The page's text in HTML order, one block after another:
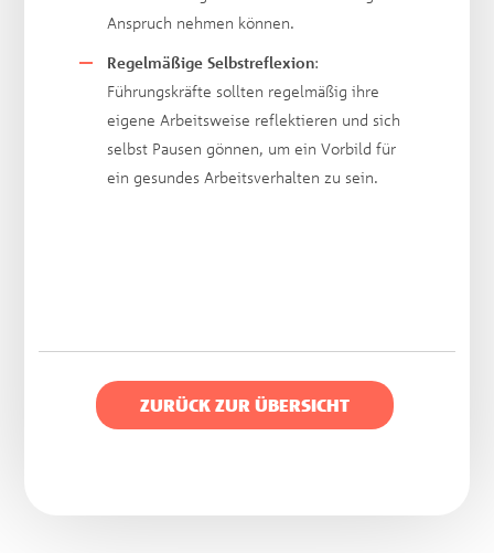
Anspruch nehmen können.
Regelmäßige Selbstreflexion:
Führungskräfte sollten regelmäßig ihre
eigene Arbeitsweise reflektieren und sich
selbst Pausen gönnen, um ein Vorbild für
ein gesundes Arbeitsverhalten zu sein.
ZURÜCK ZUR ÜBERSICHT